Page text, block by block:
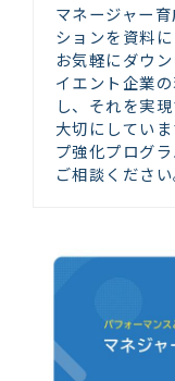
マネージャー
ションを資料
お気軽にダウ
イエント企業
し、それを実
大切にしてい
プ強化プログ
ご相談ください